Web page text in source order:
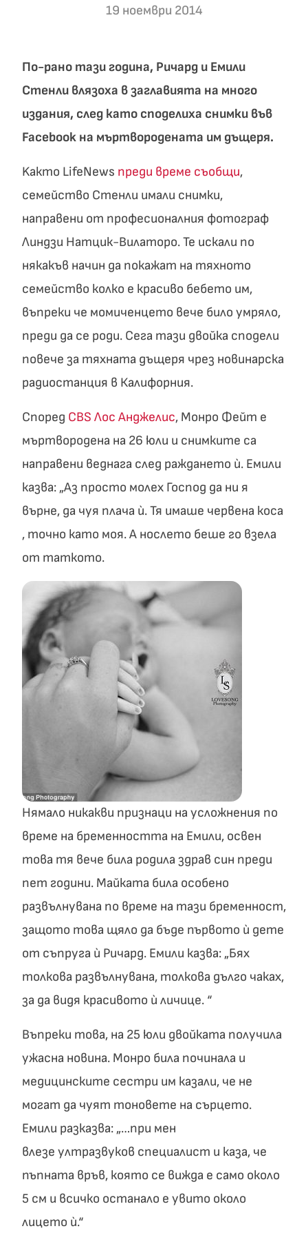
19 ноември 2014
По-рано тази година, Ричард и Емили
Стенли влязоха в заглавията на много
издания, след като споделиха снимки във
Facebook на мъртвородената им дъщеря.
Kакто LifeNews преди време съобщи,
семейство Стенли имали снимки,
направени от професионалния фотограф
Линдзи Натцик-Вилаторо. Те искали по
някакъв начин да покажат на тяхното
семейство колко е красиво бебето им,
въпреки че момиченцето вече било умряло,
преди да се роди. Сега тази двойка сподели
повече за тяхната дъщеря чрез новинарска
радиостанция в Калифорния.
Според CBS Лос Анджелис, Монро Фейт е
мъртвородена на 26 юли и снимките са
направени веднага след раждането ѝ. Емили
казва: „Аз просто молех Господ да ни я
върне, да чуя плача ѝ. Тя имаше червена коса
, точно като моя. А нослето беше го взела
от таткото.
Нямало никакви признаци на усложнения по
време на бременността на Емили, освен
това тя вече била родила здрав син преди
пет години. Майката била особено
развълнувана по време на тази бременност,
защото това щяло да бъде първото ѝ дете
от съпруга ѝ Ричард. Емили казва: „Бях
толкова развълнувана, толкова дълго чаках,
за да видя красивото ѝ личице. “
Въпреки това, на 25 юли двойката получила
ужасна новина. Монро била починала и
медицинските сестри им казали, че не
могат да чуят тоновете на сърцето.
Емили разказва: „…при мен
влезе ултразвуков специалист и каза, че
пъпната връв, която се вижда е само около
5 см и всичко останало е увито около
лицето ѝ.“